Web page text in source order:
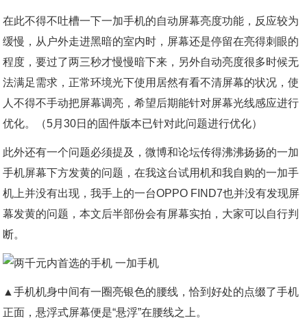
在此不得不吐槽一下一加手机的自动屏幕亮度功能，反应较为
缓慢，从户外走进黑暗的室内时，屏幕还是停留在亮得刺眼的
程度，要过了两三秒才慢慢暗下来，另外自动亮度很多时候无
法满足需求，正常环境光下使用居然有看不清屏幕的状况，使
人不得不手动把屏幕调亮，希望后期能针对屏幕光线感应进行
优化。（5月30日的固件版本已针对此问题进行优化）
此外还有一个问题必须提及，微博和论坛传得沸沸扬扬的一加
手机屏幕下方发黄的问题，在我这台试用机和我自购的一加手
机上并没有出现，我手上的一台OPPO FIND7也并没有发现屏
幕发黄的问题，本文后半部份会有屏幕实拍，大家可以自行判
断。
▲手机机身中间有一圈亮银色的腰线，恰到好处的点缀了手机
正面，悬浮式屏幕便是“悬浮”在腰线之上。